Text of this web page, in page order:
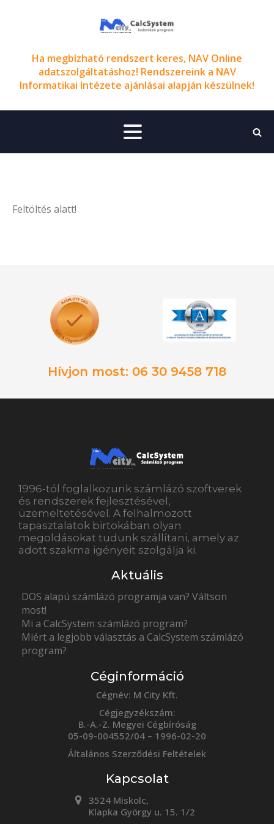
Ha megbízható rendszert keres, NAV Online
adatszolgáltatáshoz! Rendszereink a NAV
Informatikai Intézete ajánlásai alapján készülnek!
Feltöltés alatt!
Hívjon most: 06 30 9458 718
1996-tól foglalkozunk számlázó szoftverek
és rendszerek fejlesztésével,
üzemeltetésével. A felhalmozott
tapasztalatok birtokában olyan
megoldásokat tudunk szállítani, amely az
adott szakma igényeit szolgálja ki.
Aktuális
DOS alapú számlázó programja van? Váltson
most!
Mi a CalcSystem számlázó program?
Miért a legjobb választás a CalcSystem számlázó
program?
Céginformáció
Cégnév: M City Kft.
Cégjegyzékszám:
B.-A.-Z. Megyei Cégbíróság
05-09-004552/04 – 1996-02-20
Általános Szerződési Feltételek
Kapcsolat
3524 Miskolc,
Klapka György u. 15. 1/2